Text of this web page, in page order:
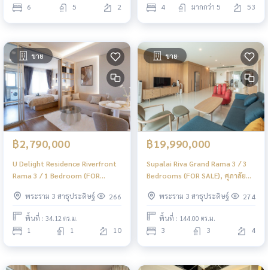
6 5 2 4 มากกว่า 5 53
ขาย
฿2,790,000
U Delight Residence Riverfront
Rama 3 / 1 Bedroom (FOR
ฟร้อนท์ พระราม 3 / 1 ห้องนอน
(ขาย) LD077
พระราม 3 สาธุประดิษฐ์ 266
พื้นที่ : 34.12 ตร.ม.
1 1 10
ขาย
฿19,990,000
Supalai Riva Grand Rama 3 / 3
Bedrooms (FOR SALE), ศุภาลัย
(ขาย) LD066
พระราม 3 สาธุประดิษฐ์ 274
พื้นที่ : 144.00 ตร.ม.
3 3 4